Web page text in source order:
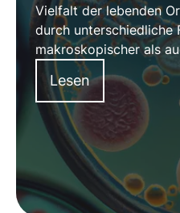
Vielfalt der lebenden
durch unterschiedliche
makroskopischer als
Ebene auszeichnen.
biologische Vielfalt
bei der Regulierung
erbringt zahlreiche
seit der Antike nutzt.
Lesen